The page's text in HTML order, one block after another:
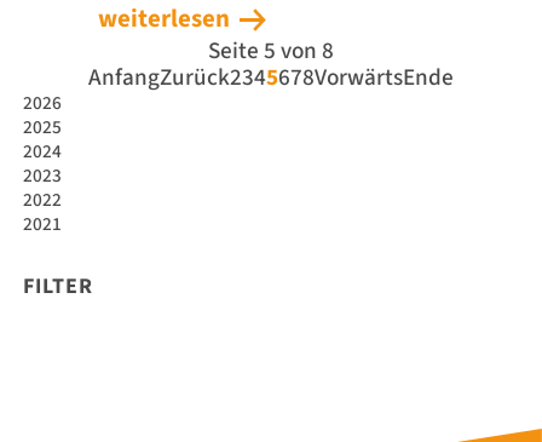
FILTER
2026
2025
2024
2023
2022
2021
weiterlesen
Seite 5 von 8
AnfangZurück2345678VorwärtsEnde